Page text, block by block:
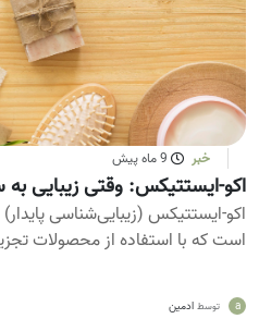
خبر 9 ماه پیش
اکو-ایستتیکس: وقتی زیبایی
اکو-ایستتیکس (زیبایی‌شناسی
است که با استفاده از محصولات
a توسط ادمین